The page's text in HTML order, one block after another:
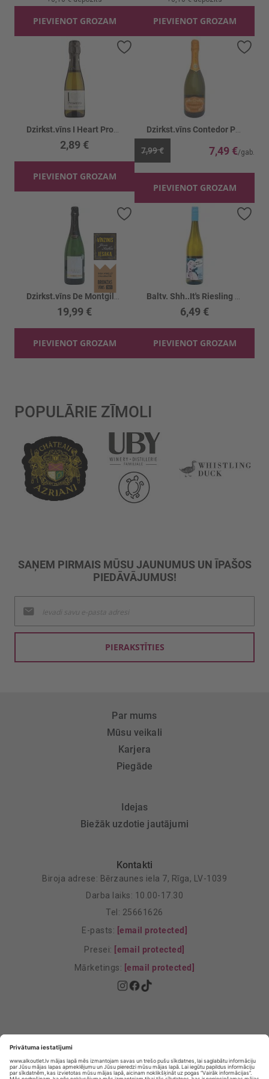
PIEVIENOT GROZAM PIEVIENOT GROZAM
2,89 €
PIEVIENOT GROZAM
7,99 € 7,49 €
PIEVIENOT GROZAM
19,99 €
PIEVIENOT GROZAM
6,49 €
PIEVIENOT GROZAM
POPULĀRIE ZĪMOLI
SAŅEM PIRMAIS MŪSU JAUNUMUS UN ĪPAŠOS
PIEDĀVĀJUMUS!
jaunumu
saņemšanai:
PIERAKSTĪTIES
Par mums
Mūsu veikali
Karjera
Piegāde
Idejas
Biežāk uzdotie jautājumi
Kontakti
Biroja adrese: Bērzaunes iela 7, Rīga, LV-1039
Darba laiks: 10.00-17.30
Tel: 25661626
E-pasts: [email protected]
Presei: [email protected]
Mārketings: [email protected]
Privātuma Iestatījumi
E-veikala lietošanas noteikumi